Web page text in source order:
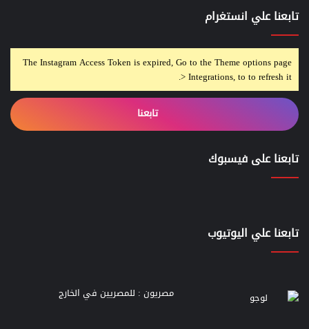
تابعنا علي انستغرام
The Instagram Access Token is expired, Go to the Theme options page
> Integrations, to to refresh it.
تابعنا
تابعنا على فيسبوك
تابعنا علي اليوتيوب
مصريون : للمصريين في الخارج